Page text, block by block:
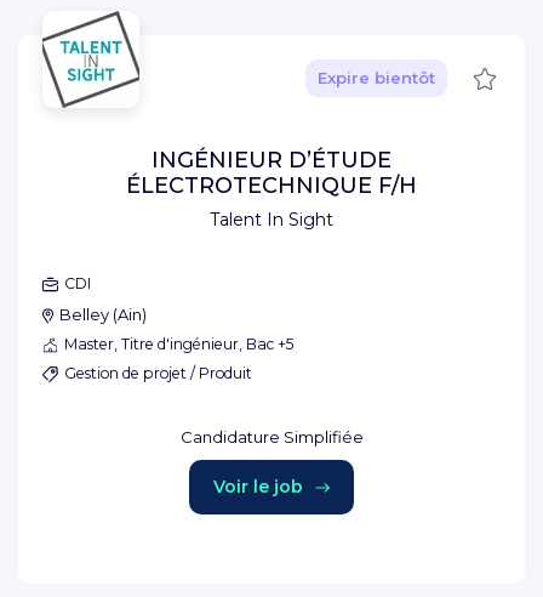
Talent In Sight
Expire bientôt
INGÉNIEUR D’ÉTUDE
ÉLECTROTECHNIQUE F/H
CDI
Belley (Ain)
Master, Titre d'ingénieur, Bac +5
Gestion de projet / Produit
Candidature Simplifiée
Voir le job